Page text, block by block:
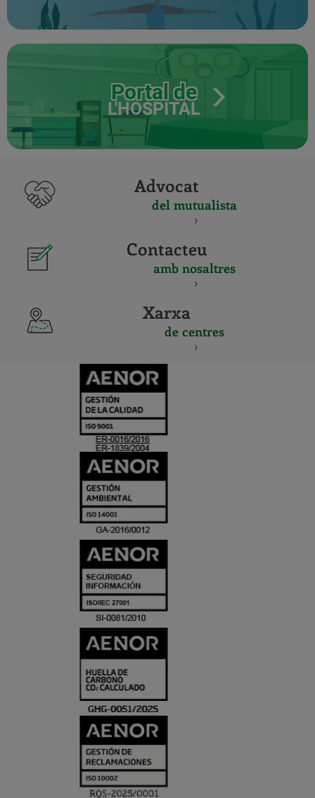
Portal de
L'HOSPITAL
Advocat
del mutualista
Contacteu
amb nosaltres
Xarxa
de centres